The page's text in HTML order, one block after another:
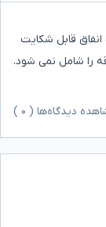
قابل شکایت
دیدگاه‌ها ( ۰